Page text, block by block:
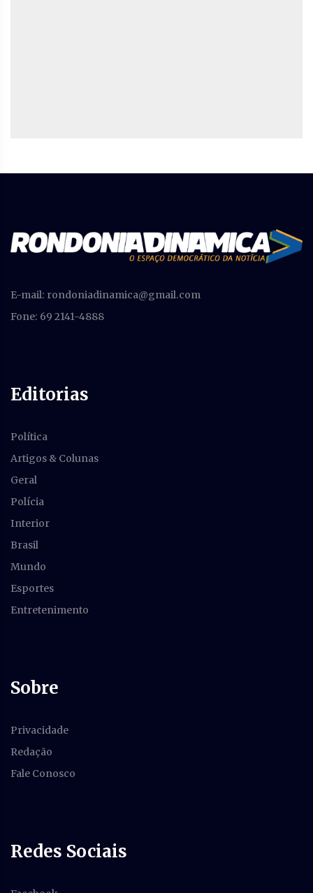
E-mail: rondoniadinamica@gmail.com
Fone: 69 2141-4888
Editorias
Política
Artigos & Colunas
Geral
Polícia
Interior
Brasil
Mundo
Esportes
Entretenimento
Sobre
Privacidade
Redação
Fale Conosco
Redes Sociais